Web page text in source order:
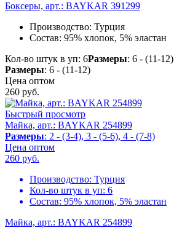
Боксеры, арт.: BAYKAR 391299
Производство: Турция
Состав: 95% хлопок, 5% эластан
Кол-во штук в уп: 6Размеры: 6 - (11-12)
Размеры: 6 - (11-12)
Цена оптом
260 руб.
Быстрый просмотр
Майка, арт.: BAYKAR 254899
Размеры: 2 - (3-4), 3 - (5-6), 4 - (7-8)
Цена оптом
260 руб.
Производство: Турция
Кол-во штук в уп: 6
Состав: 95% хлопок, 5% эластан
Майка, арт.: BAYKAR 254899